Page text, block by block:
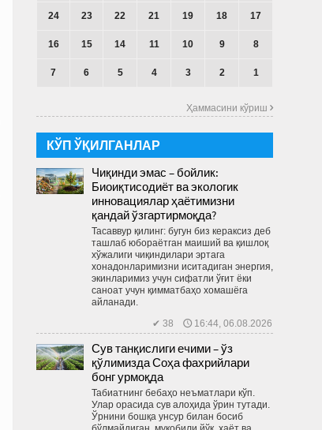
24 23 22 21 19 18 17
16 15 14 11 10 9 8
7 6 5 4 3 2 1
Ҳаммасини кўриш 
КЎП ЎҚИЛГАНЛАР
Чиқинди эмас – бойлик:
Биоиқтисодиёт ва экологик
инновациялар ҳаётимизни
қандай ўзгартирмоқда?
Тасаввур қилинг: бугун биз кераксиз деб
ташлаб юбораётган маиший ва қиш­лоқ
хўжалиги чиқиндилари эртага
хонадонларимизни иситадиган энергия,
экинларимиз учун сифатли ўғит ёки
саноат учун қимматбаҳо хомашёга
айланади.
✔ 38 🕔 16:44, 06.08.2026
Сув танқислиги ечими – ўз
қўлимизда Соҳа фахрийлари
бонг урмоқда
Табиатнинг бебаҳо неъматлари кўп.
Улар орасида сув алоҳида ўрин тутади.
Ўрнини бошқа унсур билан босиб